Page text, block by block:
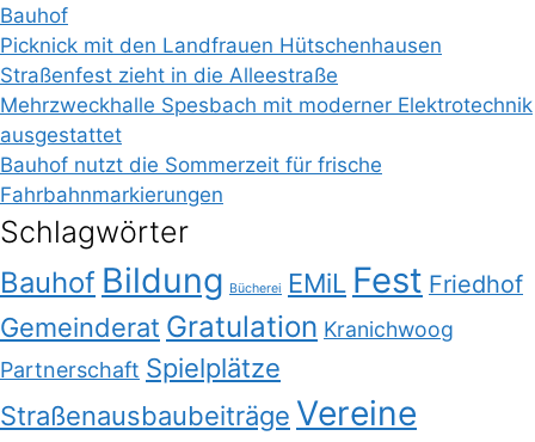
Bauhof
Picknick mit den Landfrauen Hütschenhausen
Straßenfest zieht in die Alleestraße
Mehrzweckhalle Spesbach mit moderner Elektrotechnik
ausgestattet
Bauhof nutzt die Sommerzeit für frische
Fahrbahnmarkierungen
Schlagwörter
Bauhof Bildung Bücherei EMiL Fest Friedhof
Gemeinderat Gratulation Kranichwoog
Partnerschaft Spielplätze
Straßenausbaubeiträge Vereine